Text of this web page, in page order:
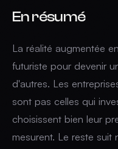
En résumé
La réalité augmentée
futuriste pour devenir
d'autres. Les
sont pas celles qui
choisissent bien leur
mesurent. Le reste suit